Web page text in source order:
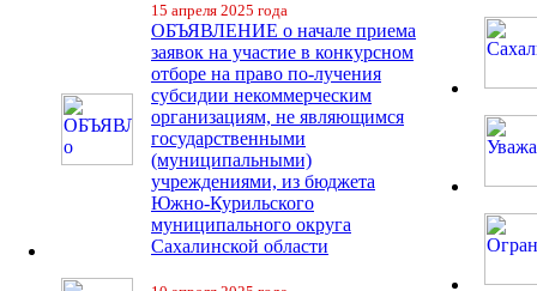
15 апреля 2025 года
ОБЪЯВЛЕНИЕ о начале приема
заявок на участие в конкурсном
отборе на право по-лучения
субсидии некоммерческим
организациям, не являющимся
государственными
(муниципальными)
учреждениями, из бюджета
Южно-Курильского
муниципального округа
Сахалинской области